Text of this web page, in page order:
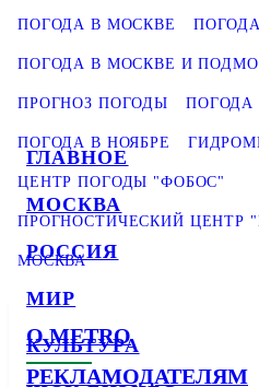
ГЛАВНОЕ
МОСКВА
РОССИЯ
МИР
КУЛЬТУРА
ПОГОДА В МОСКВЕ
ПОГОДА В МОСКВЕ И
ПРОГНОЗ ПОГОДЫ ПОГОДА
ПОГОДА В НОЯБРЕ
ЦЕНТР ПОГОДЫ "ФОБОС"
ПРОГНОСТИЧЕСКИЙ ЦЕНТР
МОСКВА
О METRO
РЕКЛАМОДАТЕЛЯМ